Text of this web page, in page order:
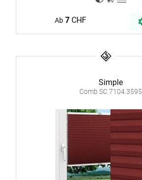
Ab 7CHF
Simple
Comb SC 7104.3595